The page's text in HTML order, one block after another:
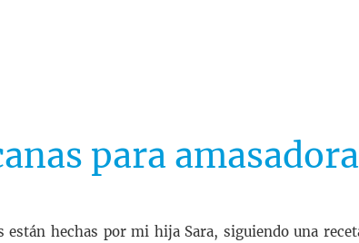
para amasadora
están hechas por mi hija Sara, siguiendo una